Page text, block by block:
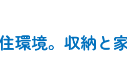
環境。収納と